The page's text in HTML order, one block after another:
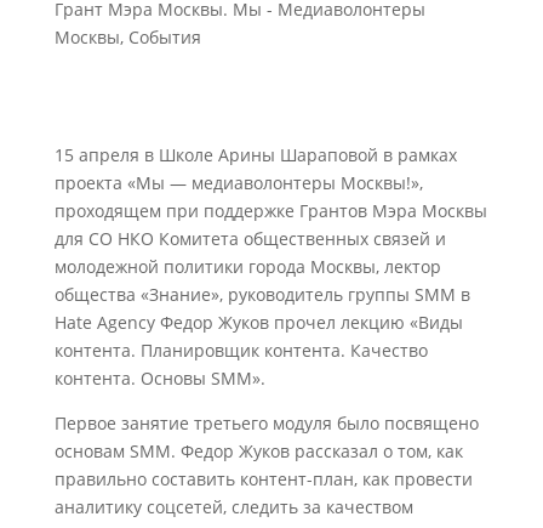
Грант Мэра Москвы. Мы - Медиаволонтеры
Москвы, События
15 апреля в Школе Арины Шараповой в рамках
проекта «Мы — медиаволонтеры Москвы!»,
проходящем при поддержке Грантов Мэра Москвы
для СО НКО Комитета общественных связей и
молодежной политики города Москвы, лектор
общества «Знание», руководитель группы SMM в
Hate Agency Федор Жуков прочел лекцию «Виды
контента. Планировщик контента. Качество
контента. Основы SMM».
Первое занятие третьего модуля было посвящено
основам SMM. Федор Жуков рассказал о том, как
правильно составить контент-план, как провести
аналитику соцсетей, следить за качеством